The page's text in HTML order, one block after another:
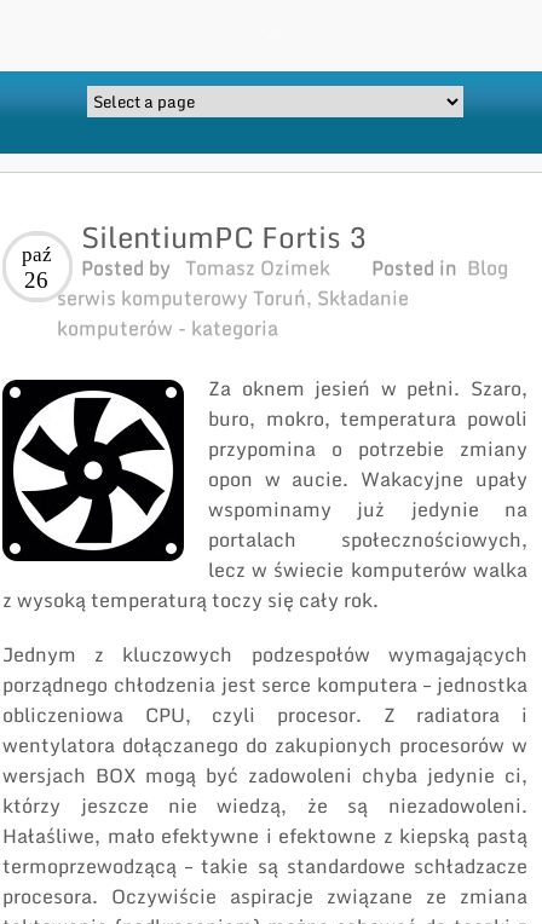
SilentiumPC Fortis 3
paź
26 Posted by Tomasz Ozimek Posted in Blog
serwis komputerowy Toruń, Składanie
komputerów - kategoria
Za oknem jesień w pełni. Szaro,
buro, mokro, temperatura powoli
przypomina o potrzebie zmiany
opon w aucie. Wakacyjne upały
wspominamy już jedynie na
portalach społecznościowych,
lecz w świecie komputerów walka
z wysoką temperaturą toczy się cały rok.
Jednym z kluczowych podzespołów wymagających
porządnego chłodzenia jest serce komputera – jednostka
obliczeniowa CPU, czyli procesor. Z radiatora i
wentylatora dołączanego do zakupionych procesorów w
wersjach BOX mogą być zadowoleni chyba jedynie ci,
którzy jeszcze nie wiedzą, że są niezadowoleni.
Hałaśliwe, mało efektywne i efektowne z kiepską pastą
termoprzewodzącą – takie są standardowe schładzacze
procesora. Oczywiście aspiracje związane ze zmiana